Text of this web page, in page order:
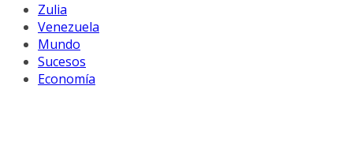
Zulia
Venezuela
Mundo
Sucesos
Economía